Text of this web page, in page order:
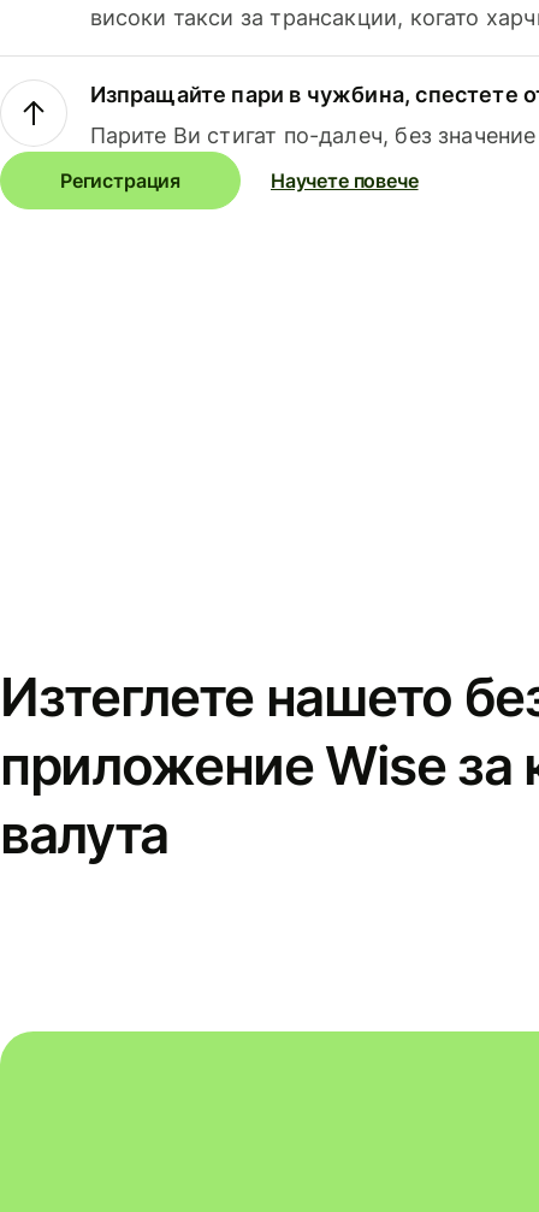
високи такси за трансакции, когато
Изпращайте пари в чужбина, спестете
Парите Ви стигат по-далеч, без
Регистрация Научете повече
Изтеглете нашето
приложение Wise за
валута